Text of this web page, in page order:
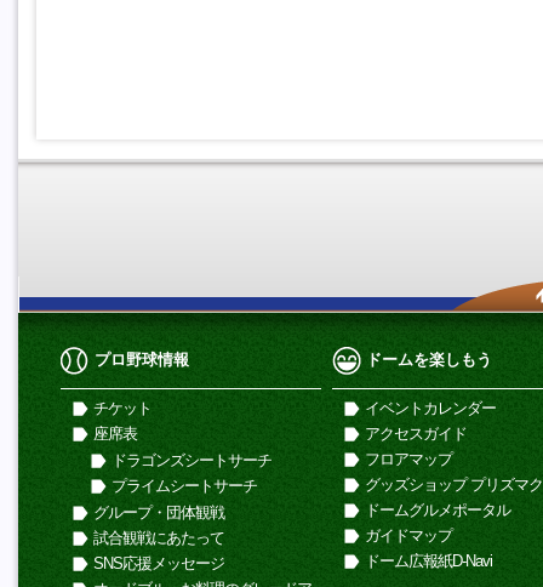
プロ野球情報
チケット
座席表
ドラゴンズシートサーチ
プライムシートサーチ
グループ・団体観戦
試合観戦にあたって
SNS応援メッセージ
ドームを楽しもう
イベントカレンダー
アクセスガイド
フロアマップ
グッズショップ プリズマ
ドームグルメポータル
ガイドマップ
ドーム広報紙D-Navi